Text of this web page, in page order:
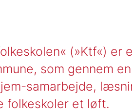
(»Ktf«) er
som gennem
samarbejde,
folkeskoler et løft.